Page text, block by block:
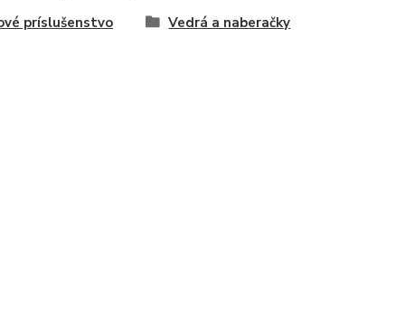
príslušenstvo Vedrá a naberačky